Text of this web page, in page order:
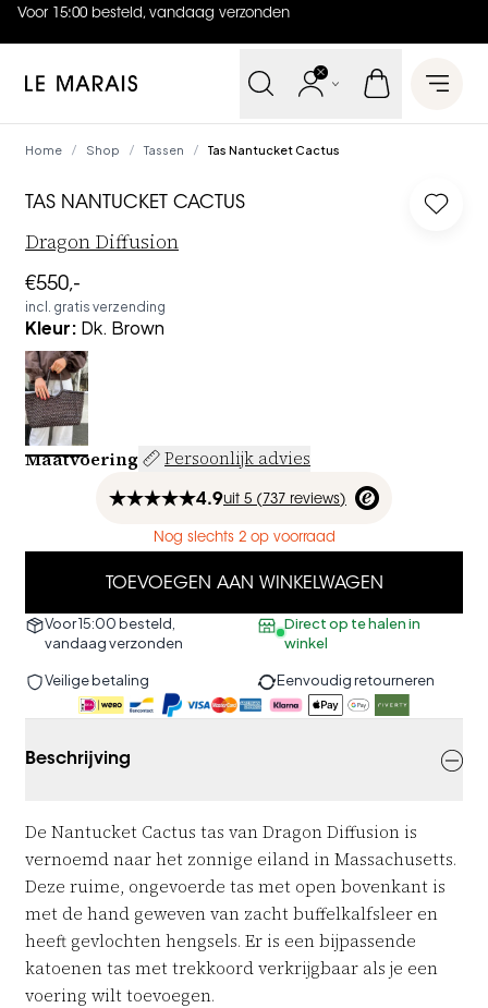
Voor 15:00 besteld, vandaag verzonden
4.9 uit5 (737 reviews)
Le Marais Open
Home / Shop / Tassen / Tas Nantucket Cactus
TAS NANTUCKET CACTUS Log
Dragon Diffusion
€550,-
incl. gratis verzending
Kleur: Dk. Brown
Maatvoering Persoonlijk advies
4.9uit 5 ( 737 reviews)
Nog slechts 2 op voorraad
TOEVOEGEN AAN WINKELWAGEN
Voor 15:00 besteld,
vandaag verzonden
Direct op te halen in
winkel
Veilige betaling Eenvoudig retourneren
Beschrijving
De Nantucket Cactus tas van Dragon Diffusion is
vernoemd naar het zonnige eiland in Massachusetts.
Deze ruime, ongevoerde tas met open bovenkant is
met de hand geweven van zacht buffelkalfsleer en
heeft gevlochten hengsels. Er is een bijpassende
katoenen tas met trekkoord verkrijgbaar als je een
voering wilt toevoegen.